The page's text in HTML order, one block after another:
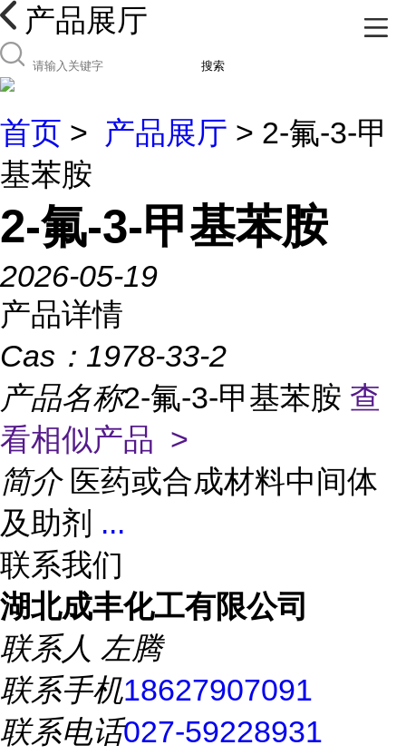
产品展厅
搜索
首页 > 产品展厅 > 2-氟-3-甲
基苯胺
2-氟-3-甲基苯胺
2026-05-19
产品详情
Cas： 1978-33-2
产品名称2-氟-3-甲基苯胺 查
看相似产品 >
简介 医药或合成材料中间体
及助剂 ...
联系我们
湖北成丰化工有限公司
联系人 左腾
联系手机18627907091
联系电话027-59228931